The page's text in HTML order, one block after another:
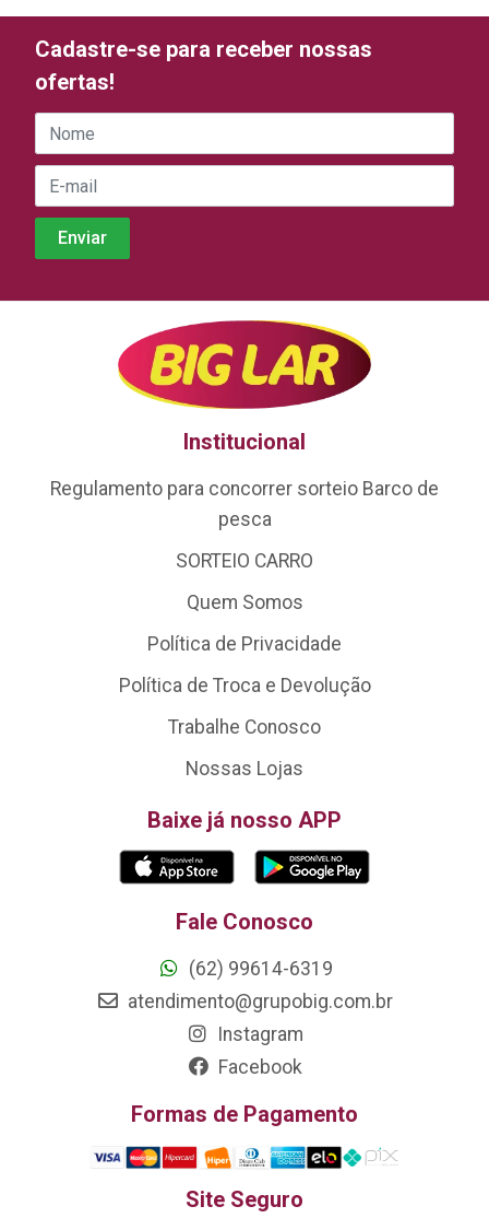
Cadastre-se para receber nossas
ofertas!
Institucional
Regulamento para concorrer sorteio Barco de
pesca
SORTEIO CARRO
Quem Somos
Política de Privacidade
Política de Troca e Devolução
Trabalhe Conosco
Nossas Lojas
Baixe já nosso APP
Fale Conosco
(62) 99614-6319
atendimento@grupobig.com.br
Instagram
Facebook
Formas de Pagamento
Site Seguro